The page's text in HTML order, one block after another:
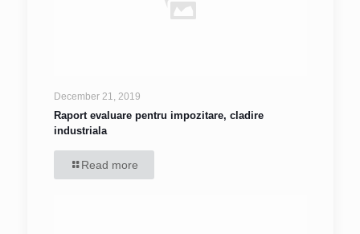
December 21, 2019
Raport evaluare pentru impozitare, cladire
industriala
Read more